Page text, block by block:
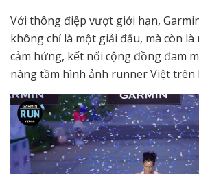
Với thông điệp vượt giới hạn,
không chỉ là một giải đấu, mà còn
cảm hứng, kết nối cộng đồng đam
nâng tầm hình ảnh runner Việt trên